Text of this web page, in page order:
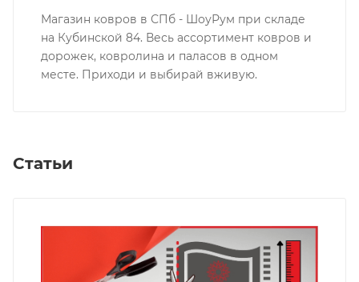
Магазин ковров в СПб - ШоуРум при складе
на Кубинской 84. Весь ассортимент ковров и
дорожек, ковролина и паласов в одном
месте. Приходи и выбирай вживую.
Статьи